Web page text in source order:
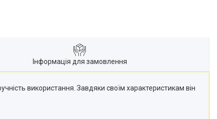
Інформація для замовлення
використання. Завдяки своїм характеристикам він